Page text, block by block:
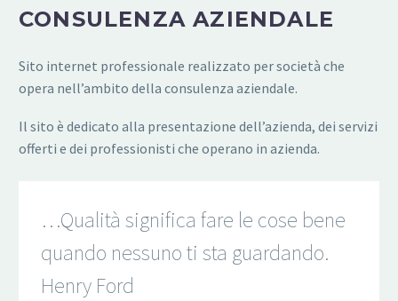
CONSULENZA AZIENDALE
Sito internet professionale realizzato per società che
opera nell’ambito della consulenza aziendale.
Il sito è dedicato alla presentazione dell’azienda, dei servizi
offerti e dei professionisti che operano in azienda.
…Qualità significa fare le cose bene
quando nessuno ti sta guardando.
Henry Ford